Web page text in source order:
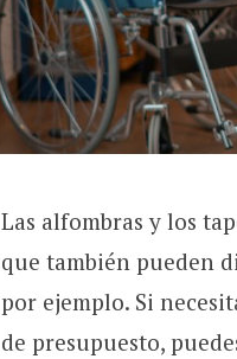
Las alfombras y los
que también pueden
por ejemplo. Si
de presupuesto,